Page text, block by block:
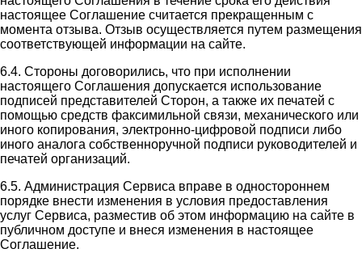
настоящее Соглашение считается прекращенным с
момента отзыва. Отзыв осуществляется путем размещения
соответствующей информации на сайте.
6.4. Стороны договорились, что при исполнении
настоящего Соглашения допускается использование
подписей представителей Сторон, а также их печатей с
помощью средств факсимильной связи, механического или
иного копирования, электронно-цифровой подписи либо
иного аналога собственноручной подписи руководителей и
печатей организаций.
6.5. Администрация Сервиса вправе в одностороннем
порядке внести изменения в условия предоставления
услуг Сервиса, разместив об этом информацию на сайте в
публичном доступе и внеся изменения в настоящее
Соглашение.